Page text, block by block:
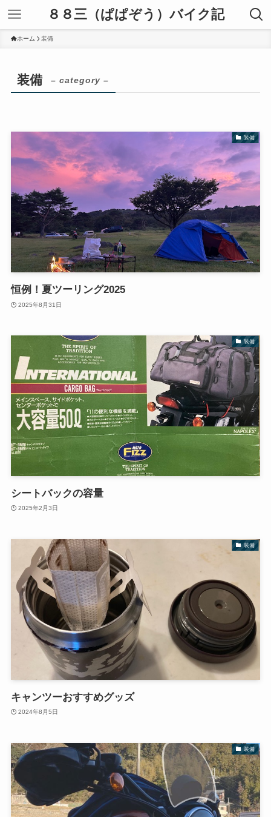
８８三（ぱぱぞう）バイク記
ホーム 装備
装備 – category –
装備
恒例！夏ツーリング2025
2025年8月31日
装備
シートバックの容量
2025年2月3日
装備
キャンツーおすすめグッズ
2024年8月5日
装備